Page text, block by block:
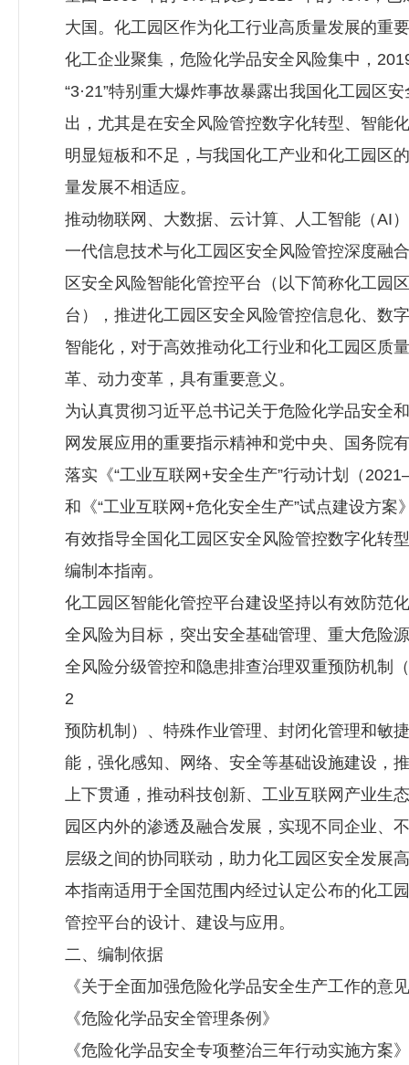
大国。化工园区作为化工行业高质量发展的重
化工企业聚集，危险化学品安全风险集中，
“3·21”特别重大爆炸事故暴露出我国化工园区
出，尤其是在安全风险管控数字化转型、智能
明显短板和不足，与我国化工产业和化工园区
量发展不相适应。
推动物联网、大数据、云计算、人工智能（AI
一代信息技术与化工园区安全风险管控深度融
区安全风险智能化管控平台（以下简称化工园
台），推进化工园区安全风险管控信息化、数
智能化，对于高效推动化工行业和化工园区质
革、动力变革，具有重要意义。
为认真贯彻习近平总书记关于危险化学品安全
网发展应用的重要指示精神和党中央、国务院
落实《“工业互联网+安全生产”行动计划（
和《“工业互联网+危化安全生产”试点建设方案
有效指导全国化工园区安全风险管控数字化转
编制本指南。
化工园区智能化管控平台建设坚持以有效防范
全风险为目标，突出安全基础管理、重大危险
全风险分级管控和隐患排查治理双重预防机制
2
预防机制）、特殊作业管理、封闭化管理和敏
能，强化感知、网络、安全等基础设施建设，
上下贯通，推动科技创新、工业互联网产业生
园区内外的渗透及融合发展，实现不同企业、
层级之间的协同联动，助力化工园区安全发展
本指南适用于全国范围内经过认定公布的化工
管控平台的设计、建设与应用。
二、编制依据
《关于全面加强危险化学品安全生产工作的意
《危险化学品安全管理条例》
《危险化学品安全专项整治三年行动实施方案